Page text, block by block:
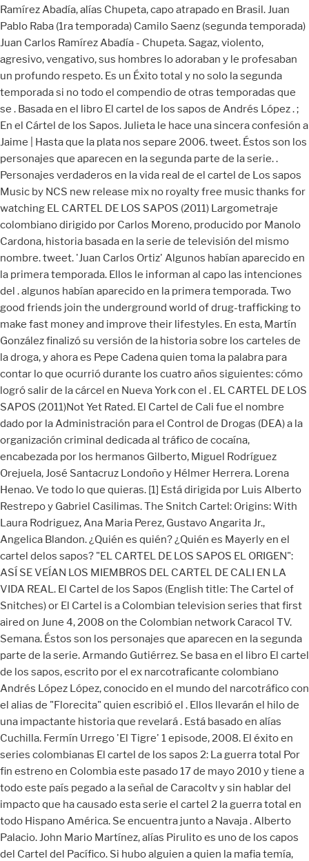
Ramírez Abadía, alías Chupeta, capo atrapado en Brasil. Juan
Pablo Raba (1ra temporada) Camilo Saenz (segunda temporada)
Juan Carlos Ramírez Abadía - Chupeta. Sagaz, violento,
agresivo, vengativo, sus hombres lo adoraban y le profesaban
un profundo respeto. Es un Éxito total y no solo la segunda
temporada si no todo el compendio de otras temporadas que
se . Basada en el libro El cartel de los sapos de Andrés López . ;
En el Cártel de los Sapos. Julieta le hace una sincera confesión a
Jaime | Hasta que la plata nos separe 2006. tweet. Éstos son los
personajes que aparecen en la segunda parte de la serie. .
Personajes verdaderos en la vida real de el cartel de Los sapos
Music by NCS new release mix no royalty free music thanks for
watching EL CARTEL DE LOS SAPOS (2011) Largometraje
colombiano dirigido por Carlos Moreno, producido por Manolo
Cardona, historia basada en la serie de televisión del mismo
nombre. tweet. 'Juan Carlos Ortiz' Algunos habían aparecido en
la primera temporada. Ellos le informan al capo las intenciones
del . algunos habían aparecido en la primera temporada. Two
good friends join the underground world of drug-trafficking to
make fast money and improve their lifestyles. En esta, Martín
González finalizó su versión de la historia sobre los carteles de
la droga, y ahora es Pepe Cadena quien toma la palabra para
contar lo que ocurrió durante los cuatro años siguientes: cómo
logró salir de la cárcel en Nueva York con el . EL CARTEL DE LOS
SAPOS (2011)Not Yet Rated. El Cartel de Cali fue el nombre
dado por la Administración para el Control de Drogas (DEA) a la
organización criminal dedicada al tráfico de cocaína,
encabezada por los hermanos Gilberto, Miguel Rodríguez
Orejuela, José Santacruz Londoño y Hélmer Herrera. Lorena
Henao. Ve todo lo que quieras. [1] Está dirigida por Luis Alberto
Restrepo y Gabriel Casilimas. The Snitch Cartel: Origins: With
Laura Rodriguez, Ana Maria Perez, Gustavo Angarita Jr.,
Angelica Blandon. ¿Quién es quién? ¿Quién es Mayerly en el
cartel delos sapos? "EL CARTEL DE LOS SAPOS EL ORIGEN":
ASÍ SE VEÍAN LOS MIEMBROS DEL CARTEL DE CALI EN LA
VIDA REAL. El Cartel de los Sapos (English title: The Cartel of
Snitches) or El Cartel is a Colombian television series that first
aired on June 4, 2008 on the Colombian network Caracol TV.
Semana. Éstos son los personajes que aparecen en la segunda
parte de la serie. Armando Gutiérrez. Se basa en el libro El cartel
de los sapos, escrito por el ex narcotraficante colombiano
Andrés López López, conocido en el mundo del narcotráfico con
el alias de "Florecita" quien escribió el . Ellos llevarán el hilo de
una impactante historia que revelará . Está basado en alías
Cuchilla. Fermín Urrego 'El Tigre' 1 episode, 2008. El éxito en
series colombianas El cartel de los sapos 2: La guerra total Por
fin estreno en Colombia este pasado 17 de mayo 2010 y tiene a
todo este país pegado a la señal de Caracoltv y sin hablar del
impacto que ha causado esta serie el cartel 2 la guerra total en
todo Hispano América. Se encuentra junto a Navaja . Alberto
Palacio. John Mario Martínez, alías Pirulito es uno de los capos
del Cartel del Pacífico. Si hubo alguien a quien la mafia temía,